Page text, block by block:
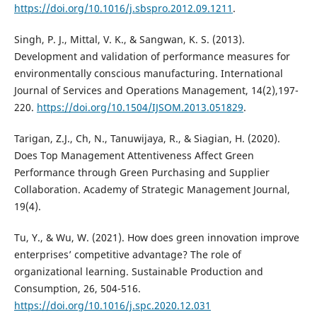
https://doi.org/10.1016/j.sbspro.2012.09.1211 .
Singh, P. J., Mittal, V. K., & Sangwan, K. S. (2013).
Development and validation of performance measures for
environmentally conscious manufacturing. International
Journal of Services and Operations Management, 14(2),197-
220. https://doi.org/10.1504/IJSOM.2013.051829.
Tarigan, Z.J., Ch, N., Tanuwijaya, R., & Siagian, H. (2020).
Does Top Management Attentiveness Affect Green
Performance through Green Purchasing and Supplier
Collaboration. Academy of Strategic Management Journal,
19(4).
Tu, Y., & Wu, W. (2021). How does green innovation improve
enterprises’ competitive advantage? The role of
organizational learning. Sustainable Production and
Consumption, 26, 504-516.
https://doi.org/10.1016/j.spc.2020.12.031